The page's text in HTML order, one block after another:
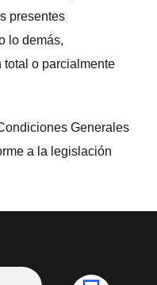
presentes
lo demás,
o parcialmente
Generales
a la legislación